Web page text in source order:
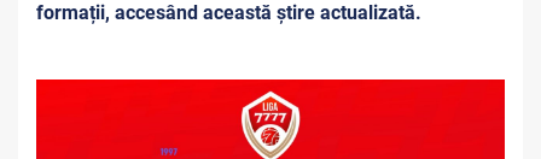
formații, accesând această știre actualizată.